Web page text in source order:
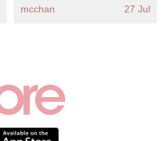
mcchan 27 Jul